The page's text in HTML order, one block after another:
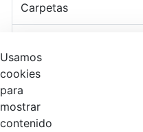
Carpetas
Usamos
cookies
para
mostrar
contenido